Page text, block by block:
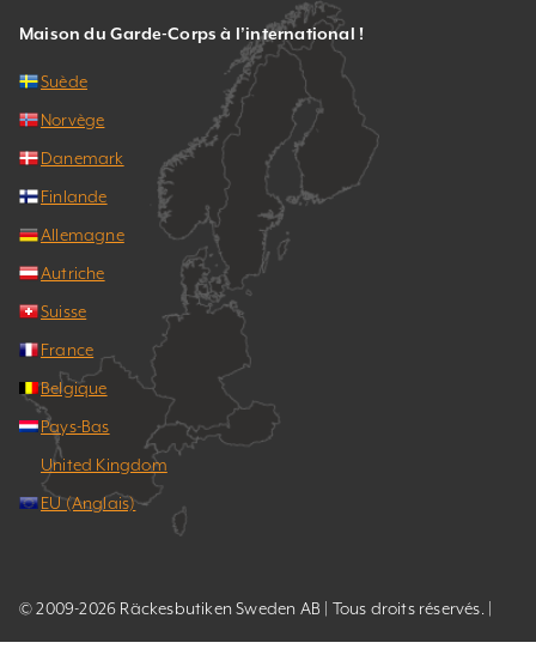
Maison du Garde-Corps à l’international !
Suède
Norvège
Danemark
Finlande
Allemagne
Autriche
Suisse
France
Belgique
Pays-Bas
United Kingdom
EU (Anglais)
© 2009-2026 Räckesbutiken Sweden AB | Tous droits réservés. |